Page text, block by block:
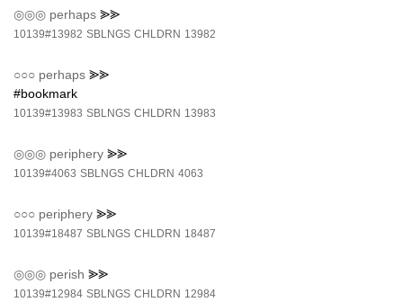
◎◎◎ perhaps ⪢⪢
10139#13982 SBLNGS CHLDRN 13982
○○○ perhaps ⪢⪢
#bookmark
10139#13983 SBLNGS CHLDRN 13983
◎◎◎ periphery ⪢⪢
10139#4063 SBLNGS CHLDRN 4063
○○○ periphery ⪢⪢
10139#18487 SBLNGS CHLDRN 18487
◎◎◎ perish ⪢⪢
10139#12984 SBLNGS CHLDRN 12984